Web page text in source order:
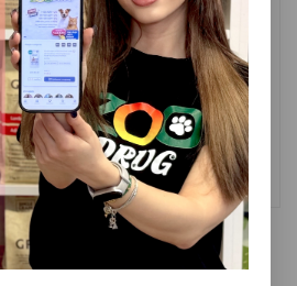
Qiymət
Almaq
3.50
ALMAQ